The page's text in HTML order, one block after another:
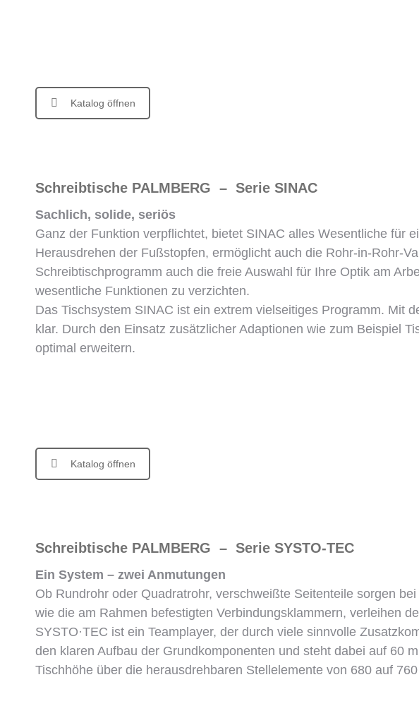
Katalog öffnen
Schreibtische PALMBERG – Serie SINAC
Sachlich, solide, seriös
Ganz der Funktion verpflichtet, bietet SINAC alles Wesentliche für
Herausdrehen der Fußstopfen, ermöglicht auch die Rohr-in-Rohr-
Schreibtischprogramm auch die freie Auswahl für Ihre Optik am
wesentliche Funktionen zu verzichten.
Das Tischsystem SINAC ist ein extrem vielseitiges Programm. Mit
klar. Durch den Einsatz zusätzlicher Adaptionen wie zum Beispiel
optimal erweitern.
Katalog öffnen
Schreibtische PALMBERG – Serie SYSTO-TEC
Ein System – zwei Anmutungen
Ob Rundrohr oder Quadratrohr, verschweißte Seitenteile sorgen
wie die am Rahmen befestigten Verbindungsklammern, verleihen
SYSTO·TEC ist ein Teamplayer, der durch viele sinnvolle
den klaren Aufbau der Grundkomponenten und steht dabei auf 60
Tischhöhe über die herausdrehbaren Stellelemente von 680 auf